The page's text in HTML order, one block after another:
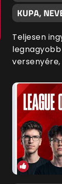
KUPA,
Teljesen
legnagyobb